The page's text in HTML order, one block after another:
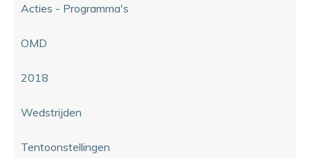
Acties - Programma's
OMD
2018
Wedstrijden
Tentoonstellingen